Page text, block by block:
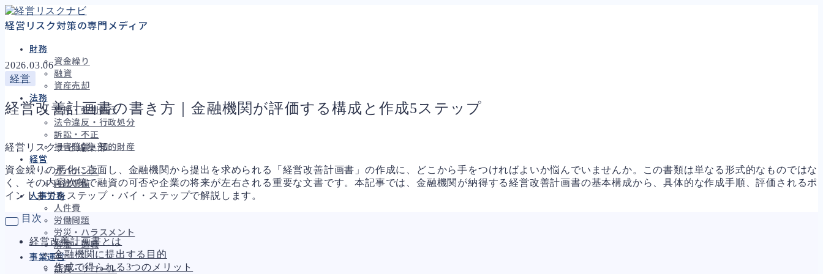
経営リスク対策の専門メディア
財務
資金繰り
融資
資産売却
法務
差押・強制執行
法令違反・行政処分
訴訟・不正
損害賠償・知的財産
経営
ガバナンス
再建準備
人事労務
人件費
労働問題
労災・ハラスメント
解雇・退職
事業運営
品質・リコール
2026.03.06
経営
経営改善計画書の書き方｜金融機関が評価する構成と作成5ステップ
経営リスクナビ編集部
資金繰りの悪化に直面し、金融機関から提出を求められる「経営改善計画書」の作成に、どこから手をつければよいか悩んでいませんか。この書類は単なる形式的なものではな
く、その内容次第で融資の可否や企業の将来が左右される重要な文書です。本記事では、金融機関が納得する経営改善計画書の基本構成から、具体的な作成手順、評価されるポ
イントまでをステップ・バイ・ステップで解説します。
目次
経営改善計画書とは
金融機関に提出する目的
作成で得られる3つのメリット